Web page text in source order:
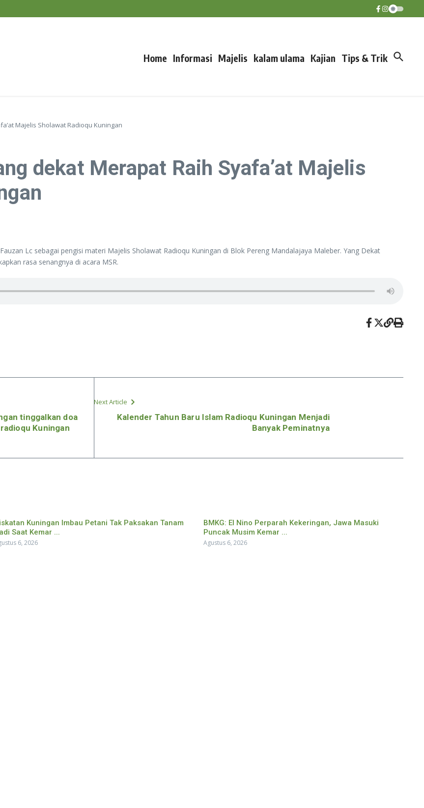
Kesejahteraan Ternak
Home Informasi Majelis kalam ulama Kajian Tips & Trik
Majelis Sholawat Radioqu Kuningan
dekat Merapat Raih Syafa’at Majelis
Lc sebagai pengisi materi Majelis Sholawat Radioqu Kuningan di Blok Pereng Mandalajaya Maleber. Yang Dekat
rasa senangnya di acara MSR.
tinggalkan doa
Kuningan
Next Article
Kalender Tahun Baru Islam Radioqu Kuningan Menjadi
Banyak Peminatnya
Kuningan Imbau Petani Tak Paksakan Tanam
Saat Kemar ...
6, 2026
BMKG: El Nino Perparah Kekeringan, Jawa Masuki
Puncak Musim Kemar ...
Agustus 6, 2026